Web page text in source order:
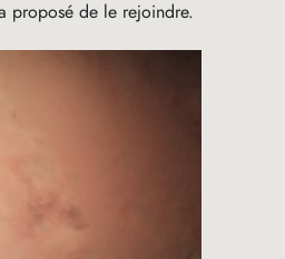
proposé de le rejoindre.